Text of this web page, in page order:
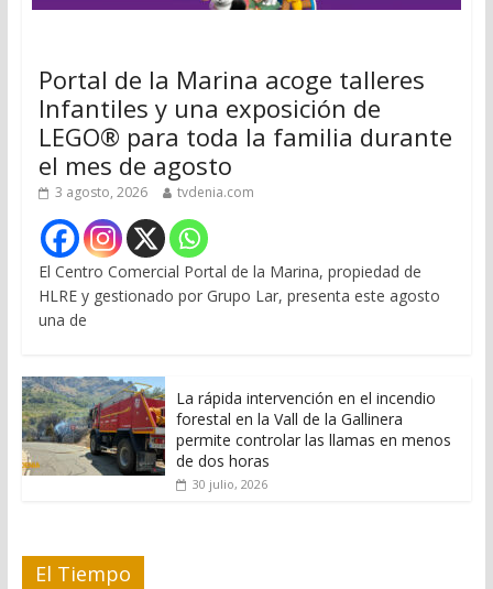
Portal de la Marina acoge talleres
Infantiles y una exposición de
LEGO® para toda la familia durante
el mes de agosto
3 agosto, 2026 tvdenia.com
El Centro Comercial Portal de la Marina, propiedad de
HLRE y gestionado por Grupo Lar, presenta este agosto
una de
La rápida intervención en el incendio
forestal en la Vall de la Gallinera
permite controlar las llamas en menos
de dos horas
30 julio, 2026
El Tiempo